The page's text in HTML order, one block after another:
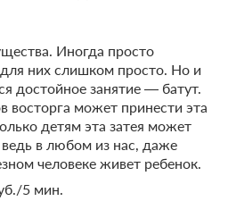
Иногда просто
для них слишком просто. Но и
достойное занятие — батут.
восторга может принести эта
детям эта затея может
ведь в любом из нас, даже
человеке живет ребенок.
5 мин.